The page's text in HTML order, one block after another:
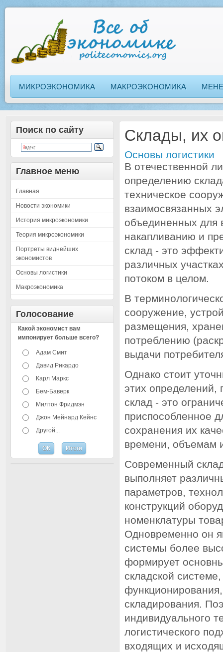
МИКРОЭКОНОМИКА МАКРОЭКОНОМИКА
Поиск по сайту
Главное меню
Главная
Новости экономики
История микроэкономики
Теория микроэкономики
Портреты виднейших
экономистов
Основы логистики
Макроэкономика
Голосование
Какой экономист вам
импонирует больше всего?
Адам Смит
Давид Рикардо
Карл Маркс
Бем-Баверк
Милтон Фридмэн
Джон Мейнард Кейнс
Другой...
Склады, их
Основы логистики
В отечественной
определению
техническое
взаимосвязанных
объединенных для
накапливанию и
склад - это
различных
потоком в целом.
В
сооружение,
размещения,
потреблению
выдачи
Однако стоит
этих
склад - это
приспособленное
сохранения их
времени, объемам
Современный
выполняет
параметров,
конструкций
номенклатуры
Одновременно он
системы более
формирует
складской
складирования.
индивидуального
логистического
входящих и